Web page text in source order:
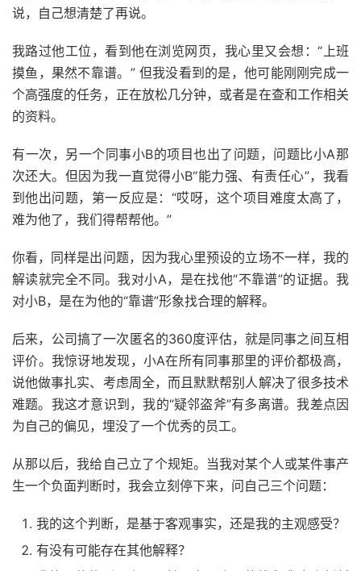
说，自己想清楚了再说。
我路过他工位，看到他在浏览网页，我心里又会想：“上班
摸鱼，果然不靠谱。” 但我没看到的是，他可能刚刚完成一
个高强度的任务，正在放松几分钟，或者是在查和工作相关
的资料。
有一次，另一个同事小B的项目也出了问题，问题比小A那
次还大。但因为我一直觉得小B“能力强、有责任心”，我看
到他出问题，第一反应是：“哎呀，这个项目难度太高了，
难为他了，我们得帮帮他。”
你看，同样是出问题，因为我心里预设的立场不一样，我的
解读就完全不同。我对小A，是在找他“不靠谱”的证据。我
对小B，是在为他的“靠谱”形象找合理的解释。
后来，公司搞了一次匿名的360度评估，就是同事之间互相
评价。我惊讶地发现，小A在所有同事那里的评价都极高，
说他做事扎实、考虑周全，而且默默帮别人解决了很多技术
难题。我这才意识到，我的“疑邻盗斧”有多离谱。我差点因
为自己的偏见，埋没了一个优秀的员工。
从那以后，我给自己立了个规矩。当我对某个人或某件事产
生一个负面判断时，我会立刻停下来，问自己三个问题：
我的这个判断，是基于客观事实，还是我的主观感受？
有没有可能存在其他解释？